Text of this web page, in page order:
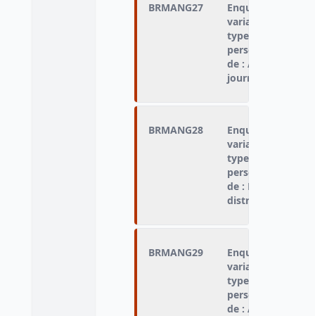
BRMANG27
Enquêté qui n'a
variable « type
type
personne n'a pas
de : Avait mangé
journée
BRMANG28
Enquêté qui n'a
variable « type
type
personne n'a pas
de : Ne savait
distributions de
BRMANG29
Enquêté qui n'a
variable « type
type
personne n'a pas
de : Autre raison